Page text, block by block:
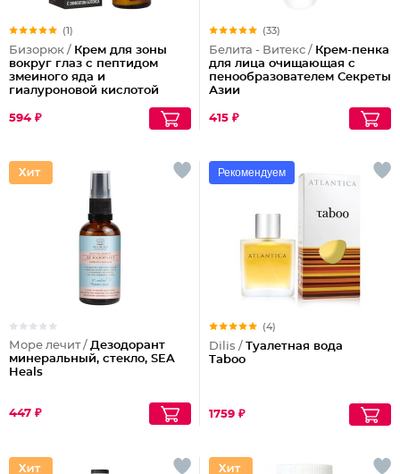
(1)
Бизорюк / Крем для зоны
вокруг глаз с пептидом
змеиного яда и
гиалуроновой кислотой
594 ₽
(33)
Белита - Витекс / Крем-пенка
для лица очищающая с
пенообразователем Секреты
Азии
415 ₽
Море лечит / Дезодорант
минеральный, стекло, SEA
Heals
447 ₽
Рекомендуем
(4)
Dilis / Туалетная вода
Taboo
1759 ₽